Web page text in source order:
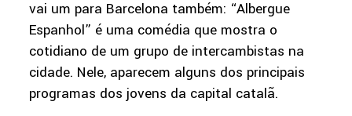
vai um para Barcelona também: “Albergue
Espanhol” é uma comédia que mostra o
cotidiano de um grupo de intercambistas na
cidade. Nele, aparecem alguns dos principais
programas dos jovens da capital catalã.